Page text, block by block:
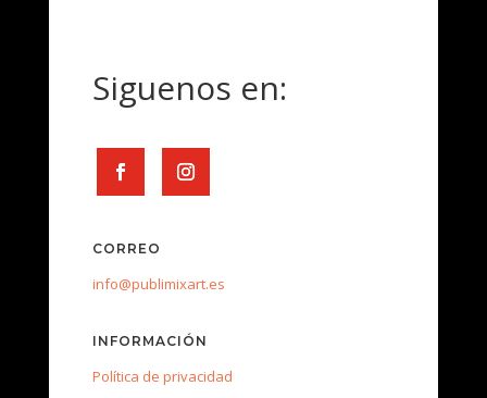
Siguenos en:
CORREO
info@publimixart.es
INFORMACIÓN
Política de privacidad